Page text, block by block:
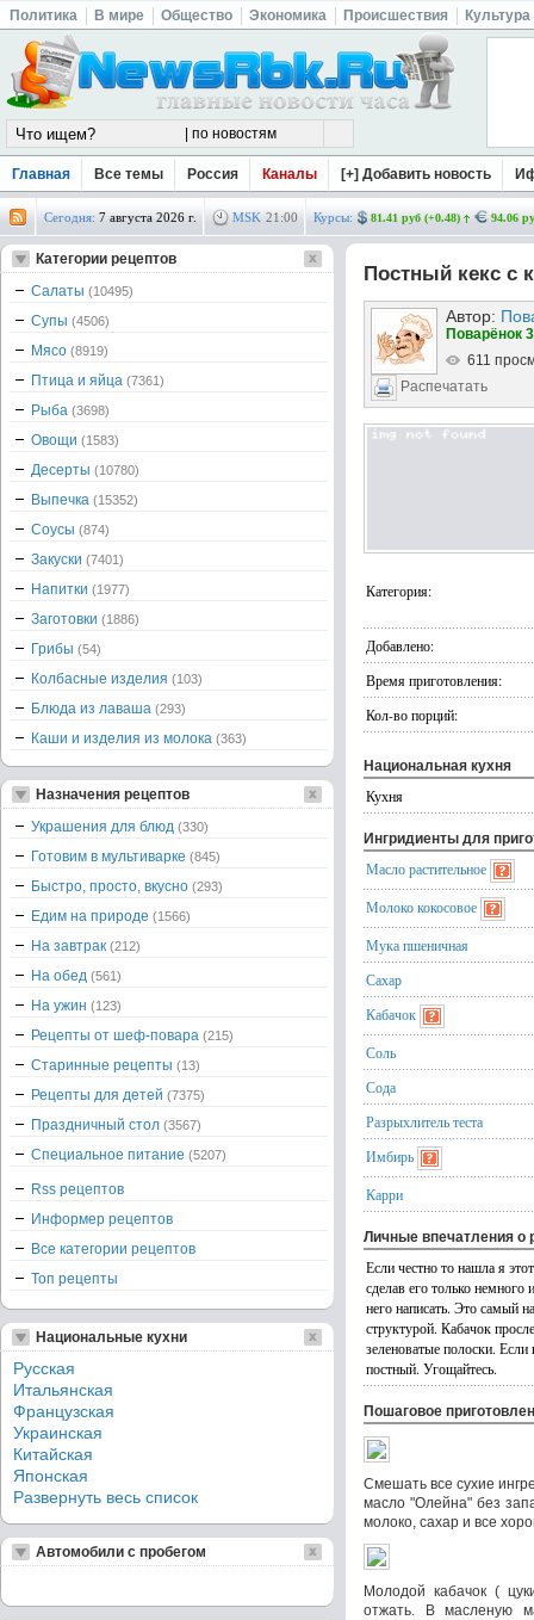
Политика В мире Общество Экономика Происшествия Культура
Главная Все темы Россия Каналы [+] Добавить новость
Сегодня: 7 августа 2026 г. MSK 21 :00 Курсы: 81.41 руб (+0.48) 94.06
Постный кекс с
Автор:
Поварёнок
611
Распечатать
Категория:
Добавлено:
Время приготовления:
Кол-во порций:
Национальная кухня
Кухня
Ингридиенты для
Масло растительное
Молоко кокосовое
Мука пшеничная
Сахар
Кабачок
Соль
Сода
Разрыхлитель теста
Имбирь
Карри
Личные впечатления о
Если честно то нашла я
сделав его только немного
него написать. Это самый
структурой. Кабачок
зеленоватые полоски.
постный. Угощайтесь.
Пошаговое
Смешать все сухие
масло "Олейна" без
молоко, сахар и все
Молодой кабачок (
отжать. В масленую
Категории рецептов
Салаты (10495)
Супы (4506)
Мясо (8919)
Птица и яйца (7361)
Рыба (3698)
Овощи (1583)
Десерты (10780)
Выпечка (15352)
Соусы (874)
Закуски (7401)
Напитки (1977)
Заготовки (1886)
Грибы (54)
Колбасные изделия (103)
Блюда из лаваша (293)
Каши и изделия из молока (363)
Назначения рецептов
Украшения для блюд (330)
Готовим в мультиварке (845)
Быстро, просто, вкусно (293)
Едим на природе (1566)
На завтрак (212)
На обед (561)
На ужин (123)
Рецепты от шеф-повара (215)
Старинные рецепты (13)
Рецепты для детей (7375)
Праздничный стол (3567)
Специальное питание (5207)
Rss рецептов
Информер рецептов
Все категории рецептов
Топ рецепты
Национальные кухни
Русская
Итальянская
Французская
Украинская
Китайская
Японская
Развернуть весь список
Автомобили с пробегом